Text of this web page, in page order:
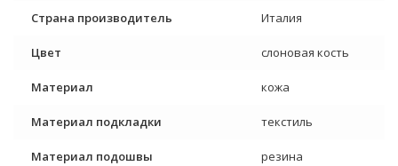
Страна производитель Италия
Цвет слоновая кость
Материал кожа
Материал подкладки текстиль
Материал подошвы резина